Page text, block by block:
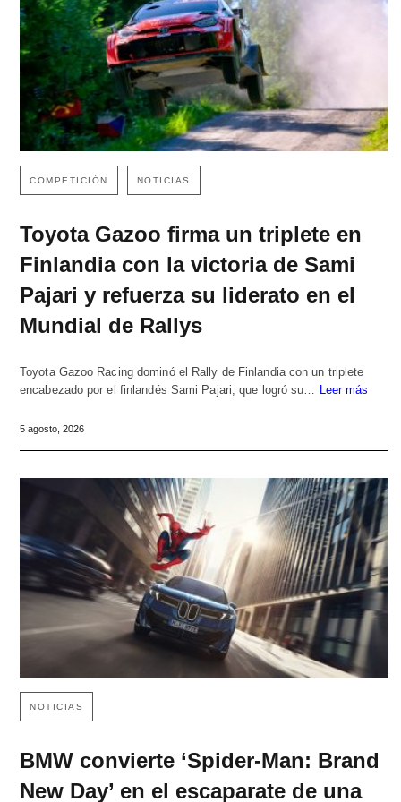
COMPETICIÓN NOTICIAS
Toyota Gazoo firma un triplete en
Finlandia con la victoria de Sami
Pajari y refuerza su liderato en el
Mundial de Rallys
Toyota Gazoo Racing dominó el Rally de Finlandia con un triplete
encabezado por el finlandés Sami Pajari, que logró su…
Leer más
5 agosto, 2026
NOTICIAS
BMW convierte ‘Spider-Man: Brand
New Day’ en el escaparate de una